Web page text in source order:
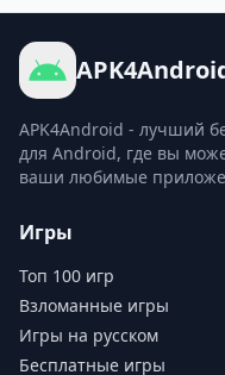
APK4Android - лучший
для Android, где вы
ваши любимые
Игры
Топ 100 игр
Взломанные игры
Игры на русском
Бесплатные игры